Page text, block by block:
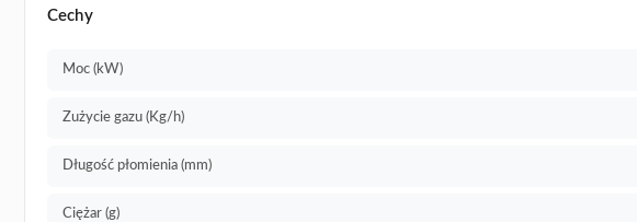
Cechy
Moc (kW)
Zużycie gazu (Kg/h)
Długość płomienia (mm)
Ciężar (g)